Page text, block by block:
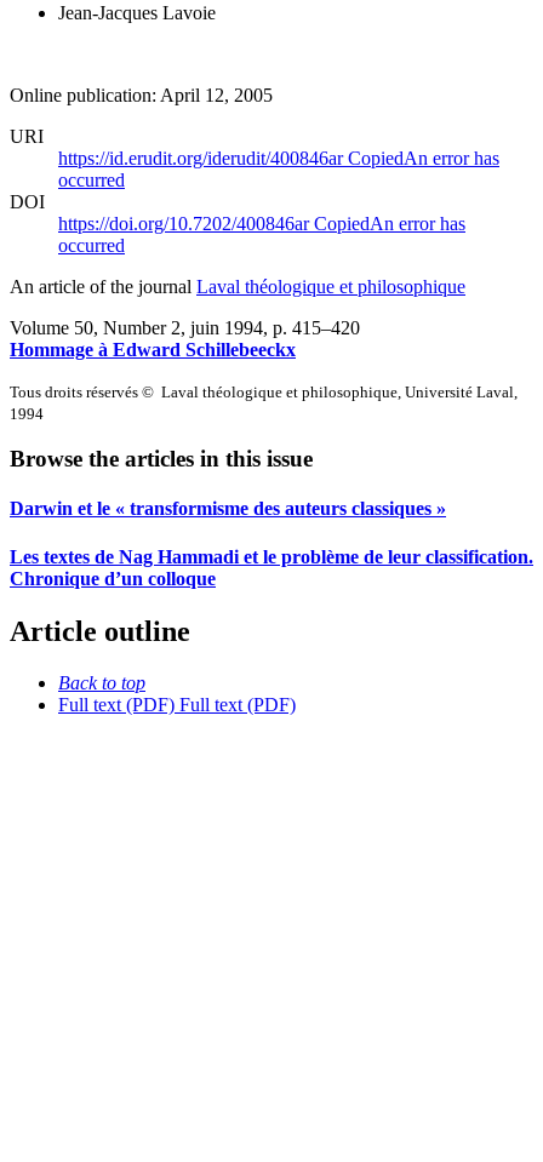
Jean-Jacques Lavoie
Online publication: April 12, 2005
URI
https://id.erudit.org/iderudit/400846arCopiedAn error has
occurred
DOI
https://doi.org/10.7202/400846arCopiedAn error has
occurred
An article of the journal Laval théologique et philosophique
Volume 50, Number 2, juin 1994, p. 415–420
Hommage à Edward Schillebeeckx
Tous droits réservés © Laval théologique et philosophique, Université Laval,
1994
Browse the articles in this issue
Darwin et le « transformisme des auteurs classiques »
Les textes de Nag Hammadi et le problème de leur classification.
Chronique d’un colloque
Article outline
Back to top
Full text (PDF) Full text (PDF)